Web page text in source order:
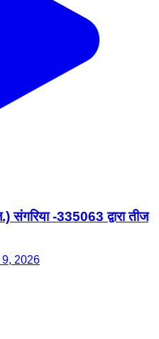
संगरिया -335063 द्वारा तीज
2026